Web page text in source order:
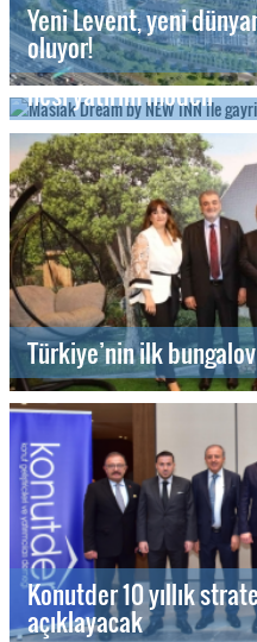
Yeni Levent, yeni
oluyor!
Maslak Dream by
nesi yatırım modeli
Türkiye’nin ilk
Konutder 10 yıllık
açıklayacak